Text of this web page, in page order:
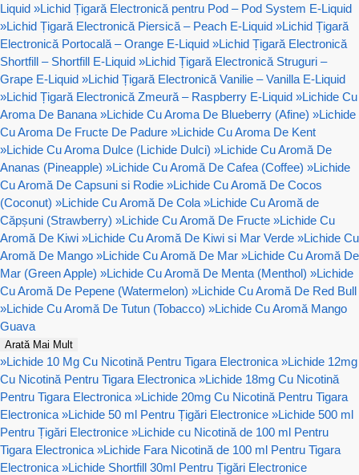
Liquid »Lichid Țigară Electronică pentru Pod – Pod System E-Liquid
»Lichid Țigară Electronică Piersică – Peach E-Liquid »Lichid Țigară
Electronică Portocală – Orange E-Liquid »Lichid Țigară Electronică
Shortfill – Shortfill E-Liquid »Lichid Țigară Electronică Struguri –
Grape E-Liquid »Lichid Țigară Electronică Vanilie – Vanilla E-Liquid
»Lichid Țigară Electronică Zmeură – Raspberry E-Liquid »Lichide Cu
Aroma De Banana »Lichide Cu Aroma De Blueberry (Afine) »Lichide
Cu Aroma De Fructe De Padure »Lichide Cu Aroma De Kent
»Lichide Cu Aroma Dulce (Lichide Dulci) »Lichide Cu Aromă De
Ananas (Pineapple) »Lichide Cu Aromă De Cafea (Coffee) »Lichide
Cu Aromă De Capsuni si Rodie »Lichide Cu Aromă De Cocos
(Coconut) »Lichide Cu Aromă De Cola »Lichide Cu Aromă de
Căpșuni (Strawberry) »Lichide Cu Aromă De Fructe »Lichide Cu
Aromă De Kiwi »Lichide Cu Aromă De Kiwi si Mar Verde »Lichide Cu
Aromă De Mango »Lichide Cu Aromă De Mar »Lichide Cu Aromă De
Mar (Green Apple) »Lichide Cu Aromă De Menta (Menthol) »Lichide
Cu Aromă De Pepene (Watermelon) »Lichide Cu Aromă De Red Bull
»Lichide Cu Aromă De Tutun (Tobacco) »Lichide Cu Aromă Mango
Guava
Arată Mai Mult
»Lichide 10 Mg Cu Nicotină Pentru Tigara Electronica »Lichide 12mg
Cu Nicotină Pentru Tigara Electronica »Lichide 18mg Cu Nicotină
Pentru Tigara Electronica »Lichide 20mg Cu Nicotină Pentru Tigara
Electronica »Lichide 50 ml Pentru Țigări Electronice »Lichide 500 ml
Pentru Țigări Electronice »Lichide cu Nicotină de 100 ml Pentru
Tigara Electronica »Lichide Fara Nicotină de 100 ml Pentru Tigara
Electronica »Lichide Shortfill 30ml Pentru Țigări Electronice